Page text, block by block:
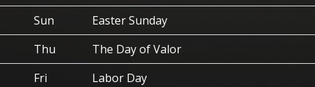
Sun
Easter Sunday
Thu
The Day of Valor
Fri
Labor Day